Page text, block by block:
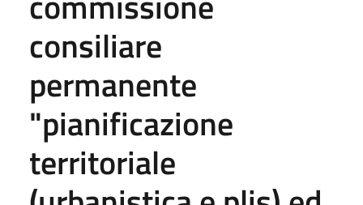
consiliare
permanente
"pianificazione
territoriale